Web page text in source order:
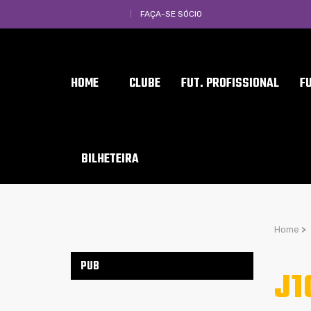
FAÇA-SE SÓCIO
HOME CLUBE FUT. PROFISSIONAL
BILHETEIRA
Home >
PUB